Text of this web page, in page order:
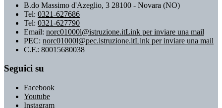
B.do Massimo d'Azeglio, 3 28100 - Novara (NO)
Tel: 0321-627686
Tel: 0321-627790
Email: norc01000l@istruzione.itLink per inviare una mail
PEC: norc01000l@pec.istruzione.itLink per inviare una mail
C.F.: 80015680038
Seguici su
Facebook
Youtube
Instagram